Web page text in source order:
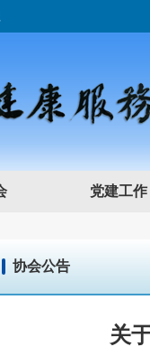
党建工作
协会公告
关